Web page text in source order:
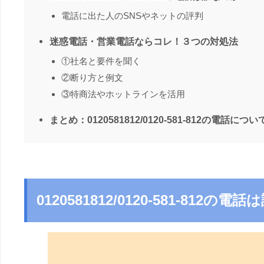
電話に出た人のSNSやネットの評判
迷惑電話・営業電話ならコレ！３つの対処法
①社名と要件を聞く
②断り方と例文
③特商法やホットラインを活用
まとめ：0120581812/0120-581-812の電話につい
0120581812/0120-581-812の電話